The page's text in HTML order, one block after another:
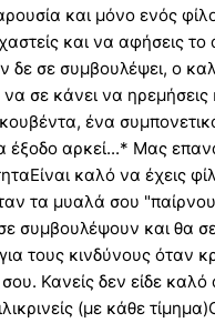
και μόνο ενός
και να αφήσεις
δε σε συμβουλέψει, ο
σε κάνει να ηρεμήσεις
ένα
έξοδο αρκεί...* Μας
καλό να έχεις
τα μυαλά σου
συμβουλέψουν και θα
τους κινδύνους όταν
Κανείς δεν είδε καλό
(με κάθε